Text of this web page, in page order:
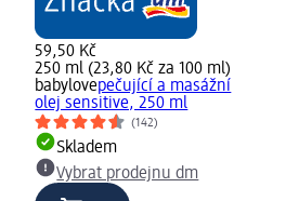
59,50 Kč
250 ml (23,80 Kč za 100 ml)
babylovepečující a masážní
olej sensitive, 250 ml
(142)
Skladem
Vybrat prodejnu dm